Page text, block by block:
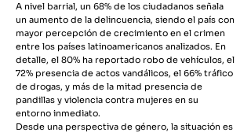
A nivel barrial, un 68% de los ciudadanos señala
un aumento de la delincuencia, siendo el país con
mayor percepción de crecimiento en el crimen
entre los países latinoamericanos analizados. En
detalle, el 80% ha reportado robo de vehículos, el
72% presencia de actos vandálicos, el 66% tráfico
de drogas, y más de la mitad presencia de
pandillas y violencia contra mujeres en su
entorno inmediato.
Desde una perspectiva de género, la situación es